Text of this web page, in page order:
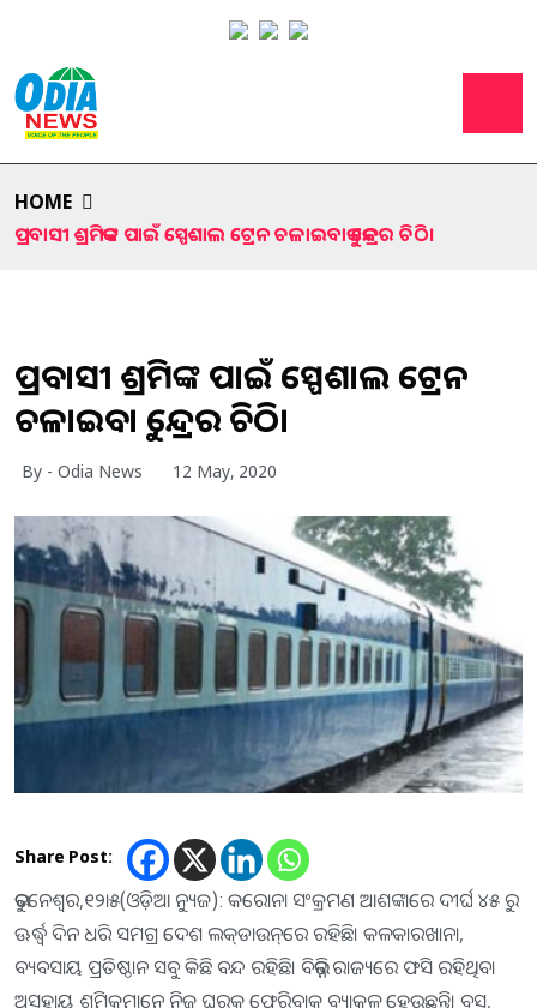
HOME
ପ୍ରବାସୀ ଶ୍ରମିକଙ୍କ ପାଇଁ ସ୍ପେଶାଲ ଟ୍ରେନ ଚଳାଇବାକୁ କେନ୍ଦ୍ରର ଚିଠି।
ପ୍ରବାସୀ ଶ୍ରମିକଙ୍କ ପାଇଁ ସ୍ପେଶାଲ ଟ୍ରେନ
ଚଳାଇବାକୁ କେନ୍ଦ୍ରର ଚିଠି।
By - Odia News 12 May, 2020
Share Post:
ଭୁବନେଶ୍ୱର,୧୨ା୫(ଓଡ଼ିଆ ନ୍ୟୁଜ): କରୋନା ସଂକ୍ରମଣ ଆଶଙ୍କାରେ ଦୀର୍ଘ ୪୫ ରୁ
ଊର୍ଦ୍ଧ୍ୱ ଦିନ ଧରି ସମଗ୍ର ଦେଶ ଲକ୍‌ଡାଉନ୍‌ରେ ରହିଛି। କଳକାରଖାନା,
ବ୍ୟବସାୟ ପ୍ରତିଷ୍ଠାନ ସବୁ କିଛି ବନ୍ଦ ରହିଛି। ବିଭିନ୍ନ ରାଜ୍ୟରେ ଫସି ରହିଥିବା
ଅସହାୟ ଶ୍ରମିକମାନେ ନିଜ ଘରକୁ ଫେରିବାକୁ ବ୍ୟାକୁଳ ହେଉଛନ୍ତି। ବସ୍‌,